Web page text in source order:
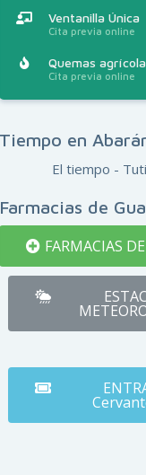
Ventanilla Única
Cita previa online
Quemas
Cita previa online
Tiempo en
El tiempo -
Farmacias de
FARMACIAS